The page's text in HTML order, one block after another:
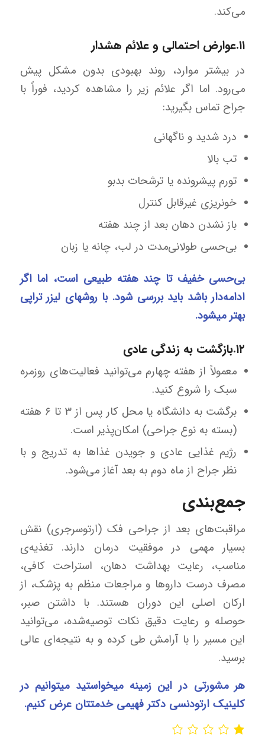
می‌کند.
۱۱.عوارض احتمالی و علائم هشدار
در بیشتر موارد، روند بهبودی بدون مشکل پیش
می‌رود. اما اگر علائم زیر را مشاهده کردید، فوراً با
جراح تماس بگیرید:
درد شدید و ناگهانی
تب بالا
تورم پیشرونده یا ترشحات بدبو
خونریزی غیرقابل کنترل
باز نشدن دهان بعد از چند هفته
بی‌حسی طولانی‌مدت در لب، چانه یا زبان
بی‌حسی خفیف تا چند هفته طبیعی است، اما اگر
ادامه‌دار باشد باید بررسی شود. با روشهای لیزر تراپی
بهتر میشود.
۱۲.بازگشت به زندگی عادی
معمولاً از هفته چهارم می‌توانید فعالیت‌های روزمره
سبک را شروع کنید.
برگشت به دانشگاه یا محل کار پس از ۳ تا ۶ هفته
(بسته به نوع جراحی) امکان‌پذیر است.
رژیم غذایی عادی و جویدن غذاها به تدریج و با
نظر جراح از ماه دوم به بعد آغاز می‌شود.
جمع‌بندی
مراقبت‌های بعد از جراحی فک (ارتوسرجری) نقش
بسیار مهمی در موفقیت درمان دارند. تغذیه‌ی
مناسب، رعایت بهداشت دهان، استراحت کافی،
مصرف درست داروها و مراجعات منظم به پزشک، از
ارکان اصلی این دوران هستند. با داشتن صبر،
حوصله و رعایت دقیق نکات توصیه‌شده، می‌توانید
این مسیر را با آرامش طی کرده و به نتیجه‌ای عالی
برسید.
هر مشورتی در این زمینه میخواستید میتوانیم در
کلینیک ارتودنسی دکتر فهیمی خدمتتان عرض کنیم.